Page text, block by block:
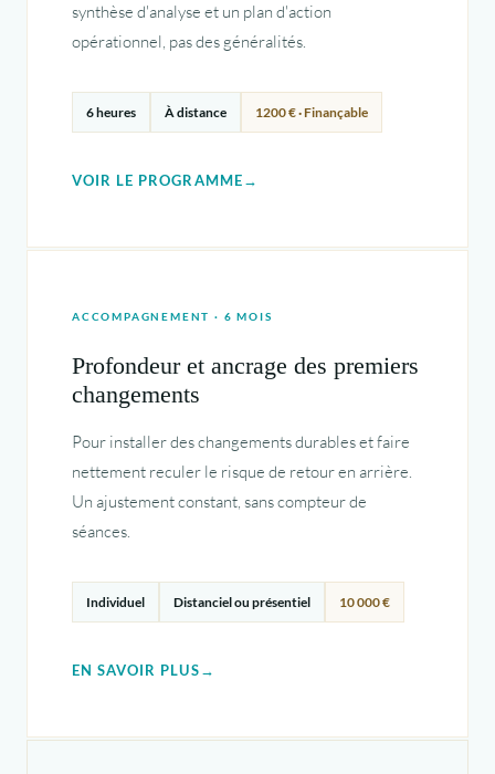
synthèse d'analyse et un plan d'action
opérationnel, pas des généralités.
6 heures À distance 1200 € · Finançable
VOIR LE PROGRAMME
ACCOMPAGNEMENT · 6 MOIS
Profondeur et ancrage des premiers
changements
Pour installer des changements durables et faire
nettement reculer le risque de retour en arrière.
Un ajustement constant, sans compteur de
séances.
Individuel Distanciel ou présentiel 10 000 €
EN SAVOIR PLUS